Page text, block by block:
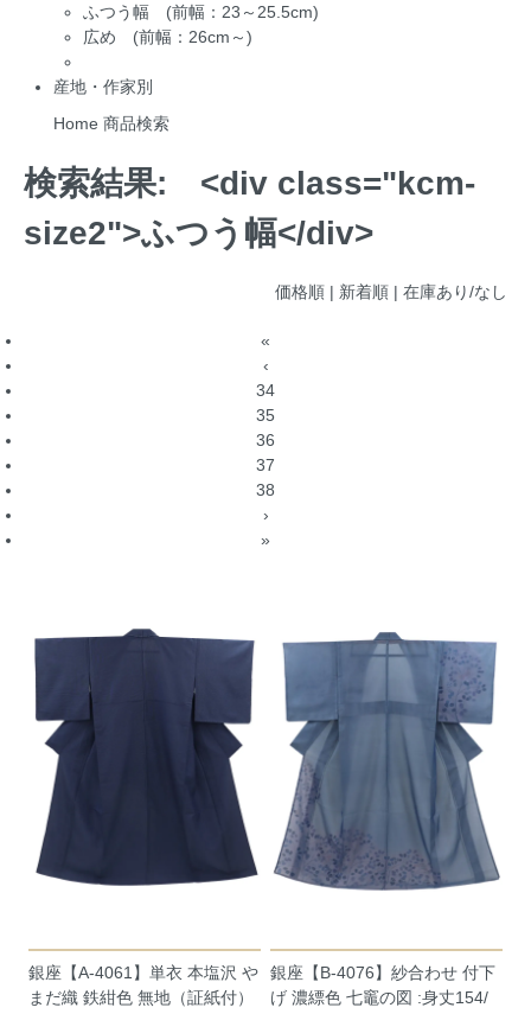
ふつう幅 (前幅：23～25.5cm)
広め (前幅：26cm～)
産地・作家別
Home 商品検索
検索結果:
<div class="kcm-
size2">ふつう幅</div>
価格順 | 新着順 | 在庫あり/なし
«
‹
34
35
36
37
38
›
»
銀座【A-4061】単衣 本塩沢 や
まだ織 鉄紺色 無地（証紙付）
銀座【B-4076】紗合わせ 付下
げ 濃縹色 七竈の図 :身丈154/